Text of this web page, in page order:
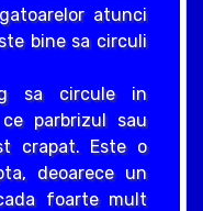
atunci
bine sa circuli
sa circule in
parbrizul sau
crapat. Este o
deoarece un
foarte mult